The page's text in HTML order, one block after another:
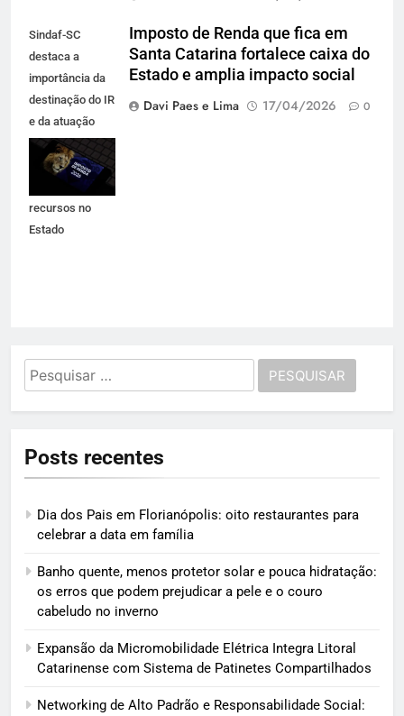
Sindaf-SC
destaca a
importância da
destinação do IR
e da atuação
técnica que
garante
permanência de
recursos no
Estado
Imposto de Renda que fica em
Santa Catarina fortalece caixa do
Estado e amplia impacto social
Davi Paes e Lima
17/04/2026 0
Pesquisar
por:
Posts recentes
Dia dos Pais em Florianópolis: oito restaurantes para
celebrar a data em família
Banho quente, menos protetor solar e pouca hidratação:
os erros que podem prejudicar a pele e o couro
cabeludo no inverno
Expansão da Micromobilidade Elétrica Integra Litoral
Catarinense com Sistema de Patinetes Compartilhados
Networking de Alto Padrão e Responsabilidade Social: